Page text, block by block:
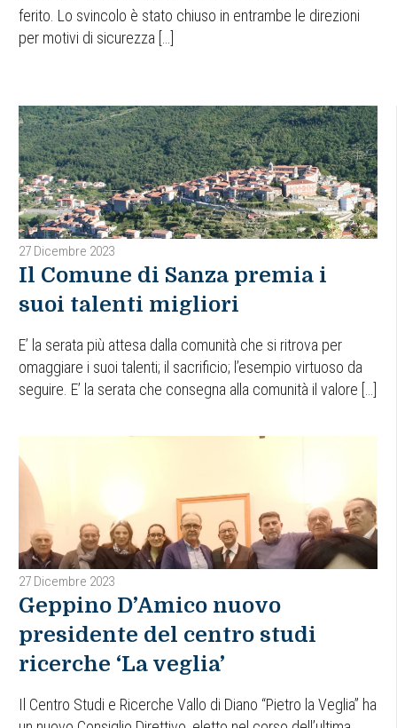
ferito. Lo svincolo è stato chiuso in entrambe le direzioni
per motivi di sicurezza […]
27 Dicembre 2023
Il Comune di Sanza premia i
suoi talenti migliori
E’ la serata più attesa dalla comunità che si ritrova per
omaggiare i suoi talenti; il sacrificio; l’esempio virtuoso da
seguire. E’ la serata che consegna alla comunità il valore […]
27 Dicembre 2023
Geppino D’Amico nuovo
presidente del centro studi
ricerche ‘La veglia’
Il Centro Studi e Ricerche Vallo di Diano “Pietro la Veglia” ha